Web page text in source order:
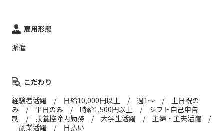
雇用形態
派遣
こだわり
経験者活躍 / 日給10,000円以上 / 週1～ / 土日祝の
み / 平日のみ / 時給1,500円以上 / シフト自己申告
制 / 扶養控除内勤務 / 大学生活躍 / 主婦・主夫活躍 /
副業活躍 / 日払い